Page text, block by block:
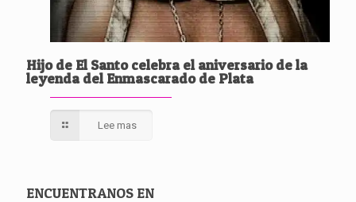
Hijo de El Santo celebra el aniversario de la
leyenda del Enmascarado de Plata
Lee mas
ENCUENTRANOS EN